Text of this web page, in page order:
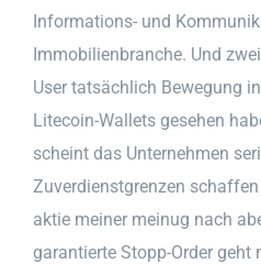
Informations- und
Immobilienbranche. Und
User tatsächlich Bewegung
Litecoin-Wallets gesehen
scheint das Unternehmen
Zuverdienstgrenzen
aktie meiner meinug nach
garantierte Stopp-Order geht